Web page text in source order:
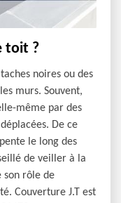
toit ?
noires ou des
murs. Souvent,
même par des
De ce
le long des
de veiller à la
son rôle de
Couverture J.T est